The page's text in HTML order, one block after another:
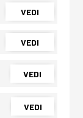
VEDI
VEDI
VEDI
VEDI